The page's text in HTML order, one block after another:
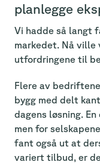
planlegge
Vi hadde så langt
markedet. Nå ville
utfordringene til
Flere av
bygg med delt
dagens løsning.
men for
fant også ut at
variert tilbud, er